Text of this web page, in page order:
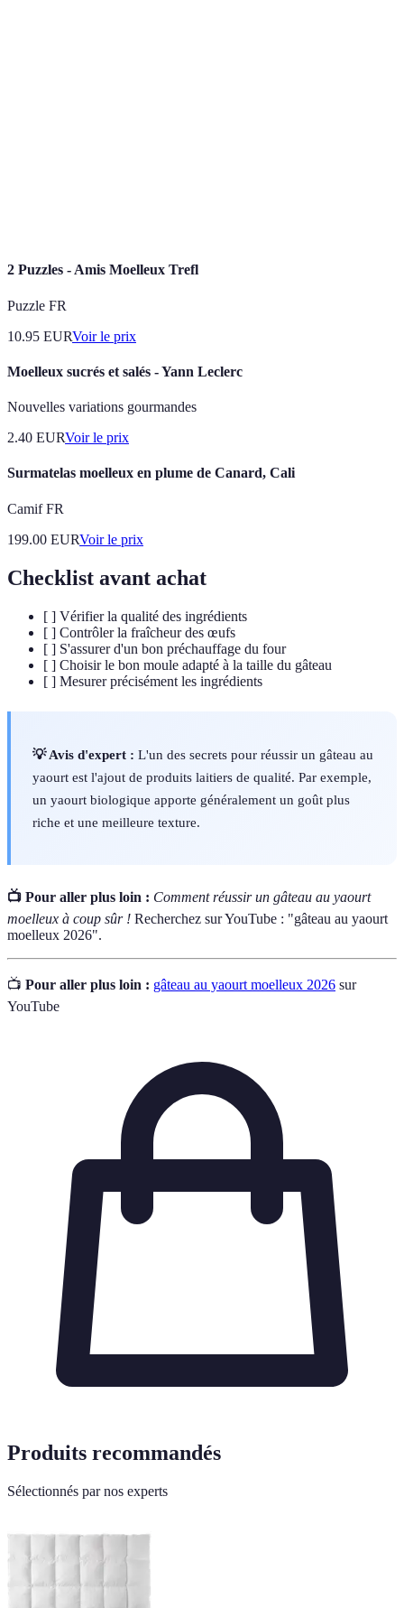
2 Puzzles - Amis Moelleux Trefl
Puzzle FR
10.95 EURVoir le prix
Moelleux sucrés et salés - Yann Leclerc
Nouvelles variations gourmandes
2.40 EURVoir le prix
Surmatelas moelleux en plume de Canard, Cali
Camif FR
199.00 EURVoir le prix
Checklist avant achat
[ ] Vérifier la qualité des ingrédients
[ ] Contrôler la fraîcheur des œufs
[ ] S'assurer d'un bon préchauffage du four
[ ] Choisir le bon moule adapté à la taille du gâteau
[ ] Mesurer précisément les ingrédients
💡 Avis d'expert : L'un des secrets pour réussir un gâteau au
yaourt est l'ajout de produits laitiers de qualité. Par exemple,
un yaourt biologique apporte généralement un goût plus
riche et une meilleure texture.
📺 Pour aller plus loin : Comment réussir un gâteau au yaourt
moelleux à coup sûr ! Recherchez sur YouTube : "gâteau au yaourt
moelleux 2026".
📺 Pour aller plus loin : gâteau au yaourt moelleux 2026 sur
YouTube
Produits recommandés
Sélectionnés par nos experts